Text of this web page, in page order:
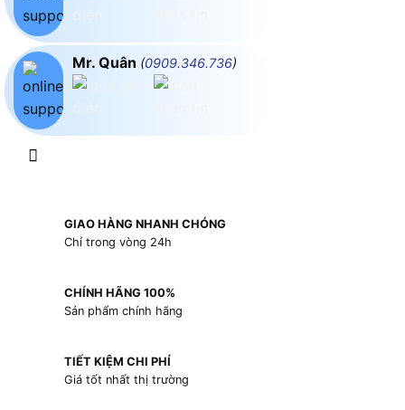
Mr. Quân (0909.346.736)
GIAO HÀNG NHANH CHÓNG
Chỉ trong vòng 24h
CHÍNH HÃNG 100%
Sản phẩm chính hãng
TIẾT KIỆM CHI PHÍ
Giá tốt nhất thị trường